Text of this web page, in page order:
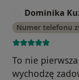
Dominika
Numer telefonu
To nie
wychodzę